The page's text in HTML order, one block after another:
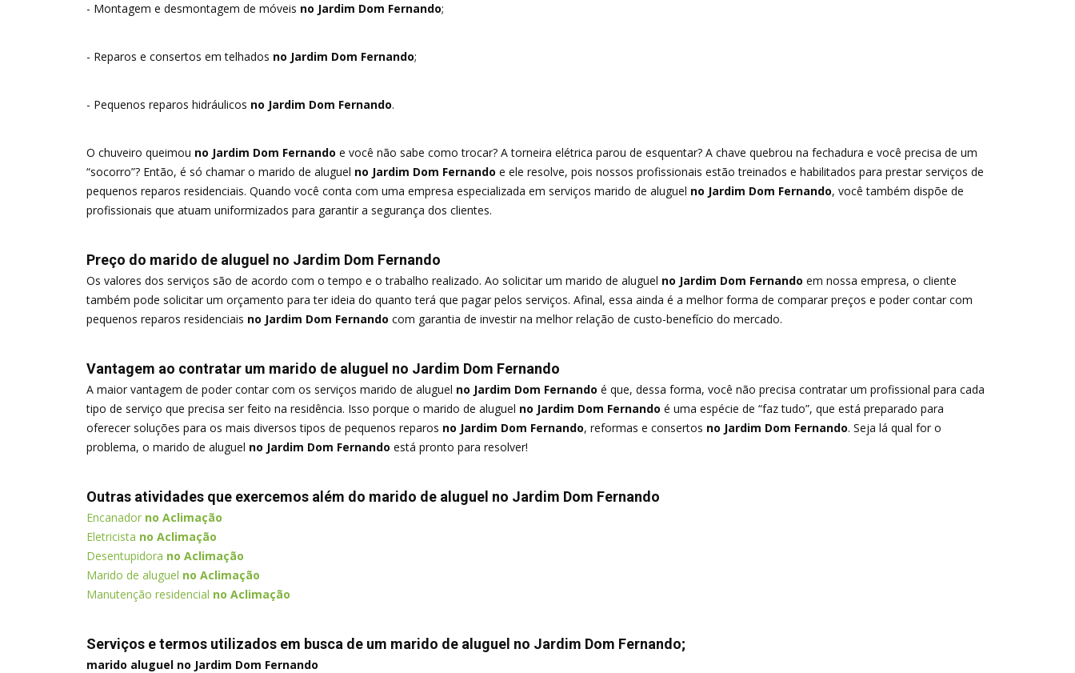
- Montagem e desmontagem de móveis no Jardim Dom Fernando;
- Reparos e consertos em telhados no Jardim Dom Fernando;
- Pequenos reparos hidráulicos no Jardim Dom Fernando.
O chuveiro queimou no Jardim Dom Fernando e você não sabe como trocar? A torneira elétrica parou de esquentar? A chave quebrou na fechadura e você precisa de um
“socorro”? Então, é só chamar o marido de aluguel no Jardim Dom Fernando e ele resolve, pois nossos profissionais estão treinados e habilitados para prestar serviços de
pequenos reparos residenciais. Quando você conta com uma empresa especializada em serviços marido de aluguel no Jardim Dom Fernando, você também dispõe de
profissionais que atuam uniformizados para garantir a segurança dos clientes.
Preço do marido de aluguel no Jardim Dom Fernando
Os valores dos serviços são de acordo com o tempo e o trabalho realizado. Ao solicitar um marido de aluguel no Jardim Dom Fernando em nossa empresa, o cliente
também pode solicitar um orçamento para ter ideia do quanto terá que pagar pelos serviços. Afinal, essa ainda é a melhor forma de comparar preços e poder contar com
pequenos reparos residenciais no Jardim Dom Fernando com garantia de investir na melhor relação de custo-benefício do mercado.
Vantagem ao contratar um marido de aluguel no Jardim Dom Fernando
A maior vantagem de poder contar com os serviços marido de aluguel no Jardim Dom Fernando é que, dessa forma, você não precisa contratar um profissional para cada
tipo de serviço que precisa ser feito na residência. Isso porque o marido de aluguel no Jardim Dom Fernando é uma espécie de “faz tudo”, que está preparado para
oferecer soluções para os mais diversos tipos de pequenos reparos no Jardim Dom Fernando, reformas e consertos no Jardim Dom Fernando. Seja lá qual for o
problema, o marido de aluguel no Jardim Dom Fernando está pronto para resolver!
Outras atividades que exercemos além do marido de aluguel no Jardim Dom Fernando
Encanador no Aclimação
Eletricista no Aclimação
Desentupidora no Aclimação
Marido de aluguel no Aclimação
Manutenção residencial no Aclimação
Serviços e termos utilizados em busca de um marido de aluguel no Jardim Dom Fernando;
marido aluguel no Jardim Dom Fernando